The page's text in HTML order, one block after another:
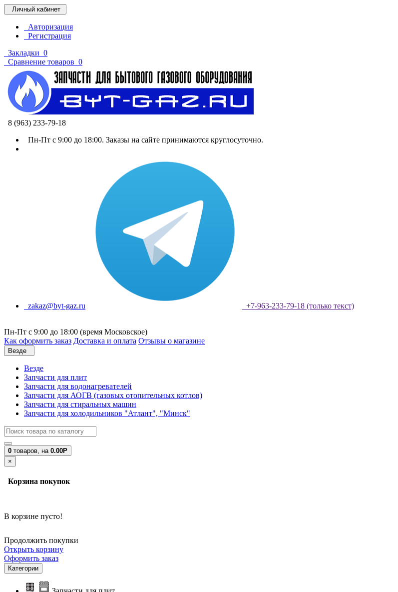
Личный кабинет
Авторизация
Регистрация
Закладки 0
Сравнение товаров 0
8 (963) 233-79-18
Пн-Пт с 9:00 до 18:00. Заказы на сайте принимаются круглосуточно.
zakaz@byt-gaz.ru +7-963-233-79-18 (только текст)
Пн-Пт с 9:00 до 18:00 (время Московское)
Как оформить заказ Доставка и оплата Отзывы о магазине
Везде
Везде
Запчасти для плит
Запчасти для водонагревателей
Запчасти для АОГВ (газовых отопительных котлов)
Запчасти для стиральных машин
Запчасти для холодильников "Атлант", "Минск"
0 товаров, на 0.00Р
×
Корзина покупок
В корзине пусто!
Продолжить покупки
Открыть корзину
Оформить заказ
Категории